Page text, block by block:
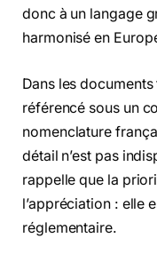
donc à un langage
harmonisé en
Dans les
référencé sous un
nomenclature
détail n’est pas
rappelle que la
l’appréciation : elle
réglementaire.